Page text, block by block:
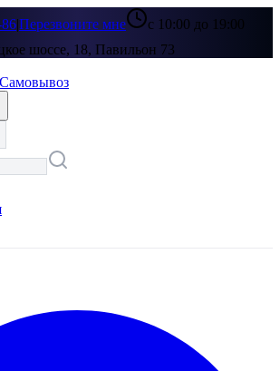
|Перезвоните мне
с 10:00 до 19:00
шоссе, 18, Павильон 73